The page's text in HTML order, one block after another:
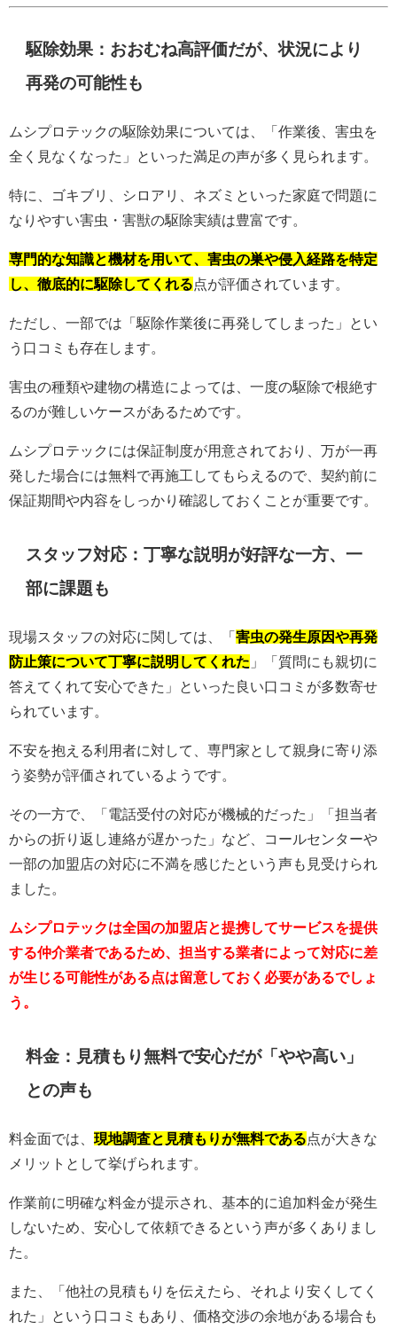
駆除効果：おおむね高評価だが、状況により
再発の可能性も
ムシプロテックの駆除効果については、「作業後、害虫を
全く見なくなった」といった満足の声が多く見られます。
特に、ゴキブリ、シロアリ、ネズミといった家庭で問題に
なりやすい害虫・害獣の駆除実績は豊富です。
専門的な知識と機材を用いて、害虫の巣や侵入経路を特定
し、徹底的に駆除してくれる点が評価されています。
ただし、一部では「駆除作業後に再発してしまった」とい
う口コミも存在します。
害虫の種類や建物の構造によっては、一度の駆除で根絶す
るのが難しいケースがあるためです。
ムシプロテックには保証制度が用意されており、万が一再
発した場合には無料で再施工してもらえるので、契約前に
保証期間や内容をしっかり確認しておくことが重要です。
スタッフ対応：丁寧な説明が好評な一方、一
部に課題も
現場スタッフの対応に関しては、「 害虫の発生原因や再発
防止策について丁寧に説明してくれた 」「質問にも親切に
答えてくれて安心できた」といった良い口コミが多数寄せ
られています。
不安を抱える利用者に対して、専門家として親身に寄り添
う姿勢が評価されているようです。
その一方で、「電話受付の対応が機械的だった」「担当者
からの折り返し連絡が遅かった」など、コールセンターや
一部の加盟店の対応に不満を感じたという声も見受けられ
ました。
ムシプロテックは全国の加盟店と提携してサービスを提供
する仲介業者であるため、担当する業者によって対応に差
が生じる可能性がある点は留意しておく必要があるでしょ
う。
料金：見積もり無料で安心だが「やや高い」
との声も
料金面では、 現地調査と見積もりが無料である点が大きな
メリットとして挙げられます。
作業前に明確な料金が提示され、基本的に追加料金が発生
しないため、安心して依頼できるという声が多くありまし
た。
また、「他社の見積もりを伝えたら、それより安くしてく
れた」という口コミもあり、価格交渉の余地がある場合も